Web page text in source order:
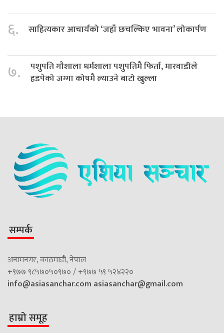
६. साहित्यकार आचार्यको ‘जहाँ छचल्किए भावना’ लोकार्पण
७.
पशुपति गौशाला धर्मशाला पशुपतिमै फिर्ता, मारवाडीले
हडपेको जग्गा कोषमै ल्याउने बाटो खुल्ला
सम्पर्क
अनामनगर, काठमाडौं, नेपाल
+९७७ ९८५७०५०९७० / +९७७ ५९ ५२४२२०
info@asiasanchar.com asiasanchar@gmail.com
हाम्रो समूह